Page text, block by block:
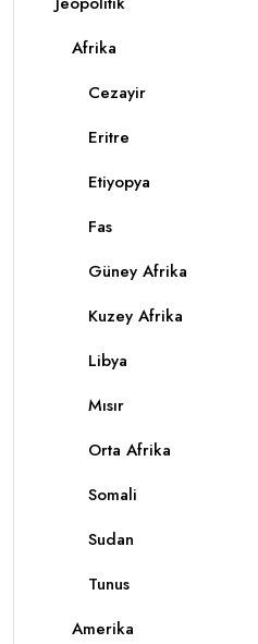
Afrika
Cezayir
Eritre
Etiyopya
Fas
Güney Afrika
Kuzey Afrika
Libya
Mısır
Orta Afrika
Somali
Sudan
Tunus
Amerika